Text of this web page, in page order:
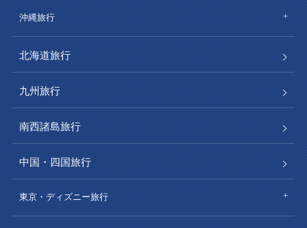
沖縄旅行
北海道旅行
九州旅行
南西諸島旅行
中国・四国旅行
東京・ディズニー旅行